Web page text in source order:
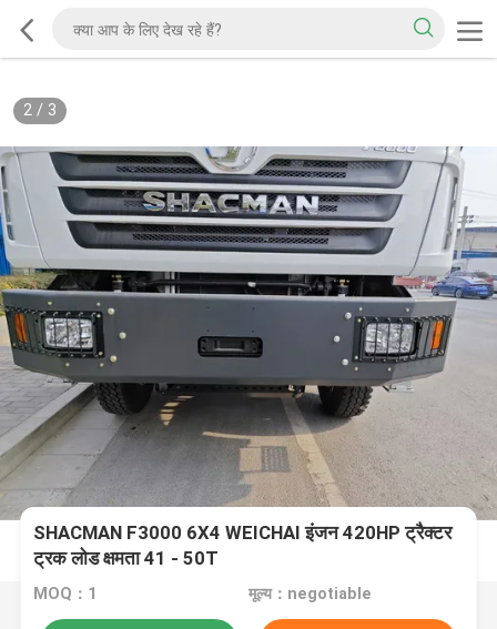
2/ 3
SHACMAN F3000 6X4 WEICHAI इंजन 420HP ट्रैक्टर
ट्रक लोड क्षमता 41 - 50T
MOQ：1 मूल्य：negotiable